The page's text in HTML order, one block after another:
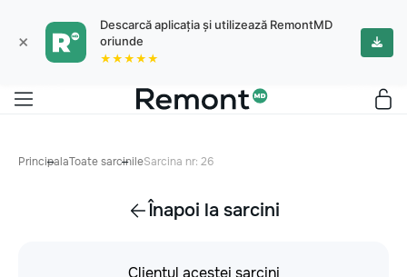
×
Descarcă aplicația și utilizează RemontMD
oriunde
★★★★★
PrincipalaToate sarcinileSarcina nr: 26
Înapoi la sarcini
Clientul acestei sarcini